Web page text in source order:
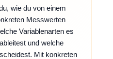
wie du von einem
Messwerten
Variablenarten es
und welche
Mit konkreten